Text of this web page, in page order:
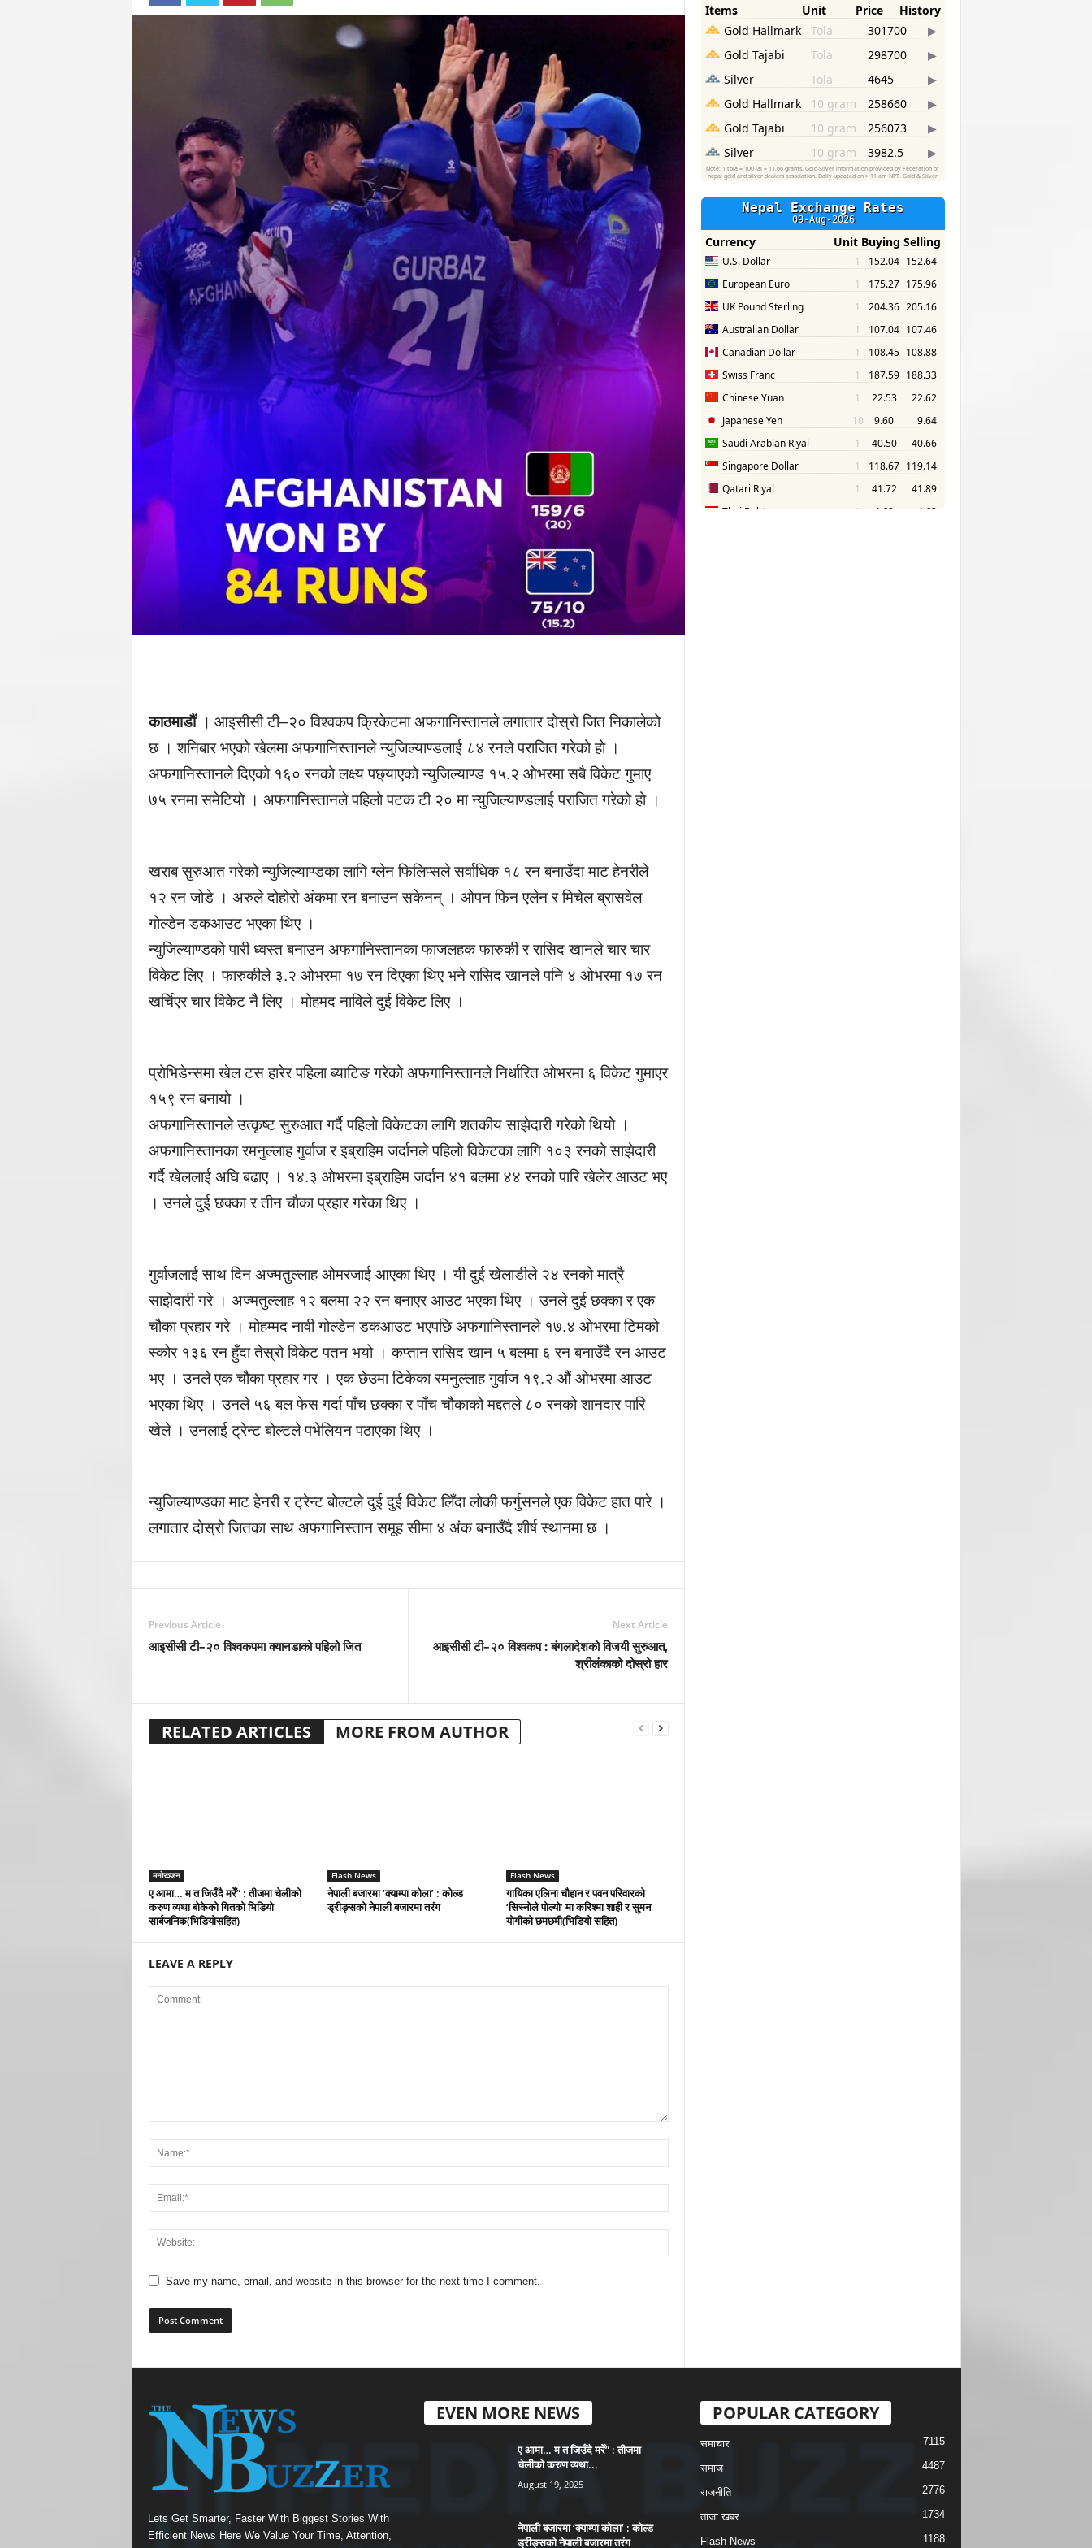
काठमाडौं । आइसीसी टी–२० विश्वकप क्रिकेटमा अफगानिस्तानले लगातार दोस्रो जित निकालेको
छ । शनिबार भएको खेलमा अफगानिस्तानले न्युजिल्याण्डलाई ८४ रनले पराजित गरेको हो ।
अफगानिस्तानले दिएको १६० रनको लक्ष्य पछ्याएको न्युजिल्याण्ड १५.२ ओभरमा सबै विकेट गुमाए
७५ रनमा समेटियो । अफगानिस्तानले पहिलो पटक टी २० मा न्युजिल्याण्डलाई पराजित गरेको हो ।
खराब सुरुआत गरेको न्युजिल्याण्डका लागि ग्लेन फिलिप्सले सर्वाधिक १८ रन बनाउँदा माट हेनरीले
१२ रन जोडे । अरुले दोहोरो अंकमा रन बनाउन सकेनन् । ओपन फिन एलेन र मिचेल ब्रासवेल
गोल्डेन डकआउट भएका थिए ।
न्युजिल्याण्डको पारी ध्वस्त बनाउन अफगानिस्तानका फाजलहक फारुकी र रासिद खानले चार चार
विकेट लिए । फारुकीले ३.२ ओभरमा १७ रन दिएका थिए भने रासिद खानले पनि ४ ओभरमा १७ रन
खर्चिएर चार विकेट नै लिए । मोहमद नाविले दुई विकेट लिए ।
प्रोभिडेन्समा खेल टस हारेर पहिला ब्याटिङ गरेको अफगानिस्तानले निर्धारित ओभरमा ६ विकेट गुमाएर
१५९ रन बनायो ।
अफगानिस्तानले उत्कृष्ट सुरुआत गर्दै पहिलो विकेटका लागि शतकीय साझेदारी गरेको थियो ।
अफगानिस्तानका रमनुल्लाह गुर्वाज र इब्राहिम जर्दानले पहिलो विकेटका लागि १०३ रनको साझेदारी
गर्दै खेललाई अघि बढाए । १४.३ ओभरमा इब्राहिम जर्दान ४१ बलमा ४४ रनको पारि खेलेर आउट भए
। उनले दुई छक्का र तीन चौका प्रहार गरेका थिए ।
गुर्वाजलाई साथ दिन अज्मतुल्लाह ओमरजाई आएका थिए । यी दुई खेलाडीले २४ रनको मात्रै
साझेदारी गरे । अज्मतुल्लाह १२ बलमा २२ रन बनाएर आउट भएका थिए । उनले दुई छक्का र एक
चौका प्रहार गरे । मोहम्मद नावी गोल्डेन डकआउट भएपछि अफगानिस्तानले १७.४ ओभरमा टिमको
स्कोर १३६ रन हुँदा तेस्रो विकेट पतन भयो । कप्तान रासिद खान ५ बलमा ६ रन बनाउँदै रन आउट
भए । उनले एक चौका प्रहार गर । एक छेउमा टिकेका रमनुल्लाह गुर्वाज १९.२ औं ओभरमा आउट
भएका थिए । उनले ५६ बल फेस गर्दा पाँच छक्का र पाँच चौकाको मद्दतले ८० रनको शानदार पारि
खेले । उनलाई ट्रेन्ट बोल्टले पभेलियन पठाएका थिए ।
न्युजिल्याण्डका माट हेनरी र ट्रेन्ट बोल्टले दुई दुई विकेट लिँदा लोकी फर्गुसनले एक विकेट हात पारे ।
लगातार दोस्रो जितका साथ अफगानिस्तान समूह सीमा ४ अंक बनाउँदै शीर्ष स्थानमा छ ।
Previous Article
आइसीसी टी–२० विश्वकपमा क्यानडाको पहिलो जित
Next Article
आइसीसी टी–२० विश्वकप : बंगलादेशको विजयी सुरुआत,
श्रीलंकाको दोस्रो हार
RELATED ARTICLES MORE FROM AUTHOR
मनोरञ्जन
ए आमा… म त जिउँदै मरेँ” : तीजमा चेलीको
करुण व्यथा बोकेको गितको भिडियो
सार्बजनिक(भिडियोसहित)
Flash News
नेपाली बजारमा ‘क्याम्पा कोला’ : कोल्ड
ड्रीङ्सको नेपाली बजारमा तरंग
Flash News
गायिका एलिना चौहान र पवन परिवारको
‘सिस्नोले पोल्यो’ मा करिश्मा शाही र सुमन
योगीको छमछमी(भिडियो सहित)
LEAVE A REPLY
Save my name, email, and website in this browser for the next time I comment.
Lets Get Smarter, Faster With Biggest Stories With
Efficient News Here We Value Your Time, Attention,
EVEN MORE NEWS
ए आमा… म त जिउँदै मरेँ” : तीजमा
चेलीको करुण व्यथा...
August 19, 2025
नेपाली बजारमा ‘क्याम्पा कोला’ : कोल्ड
ड्रीङ्सको नेपाली बजारमा तरंग
POPULAR CATEGORY
समाचार 7115
समाज 4487
राजनीति 2776
ताजा खबर 1734
Flash News 1188